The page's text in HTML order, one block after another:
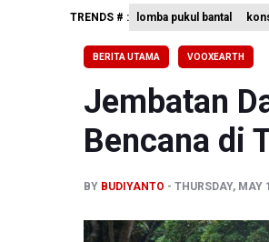
TNI
Pemprov
BPS
TRENDS # : lomba pukul bantal
BERITA UTAMA VOOXEARTH
Jembatan
Bencana di
BY BUDIYANTO THURSDAY, MAY